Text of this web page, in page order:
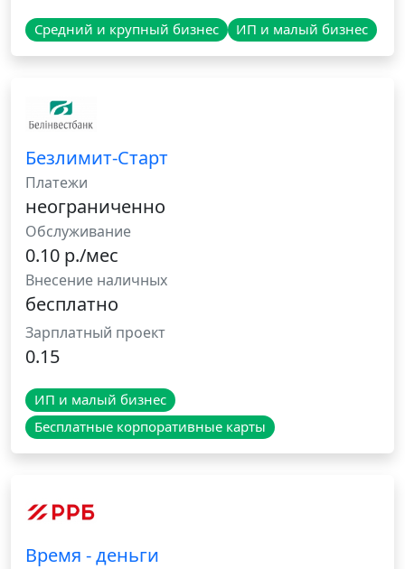
Средний и крупный бизнес ИП и малый бизнес
Безлимит-Старт
Платежи
неограниченно
Обслуживание
0.10 р./мес
Внесение наличных
бесплатно
Зарплатный проект
0.15
ИП и малый бизнес
Бесплатные корпоративные карты
Время - деньги